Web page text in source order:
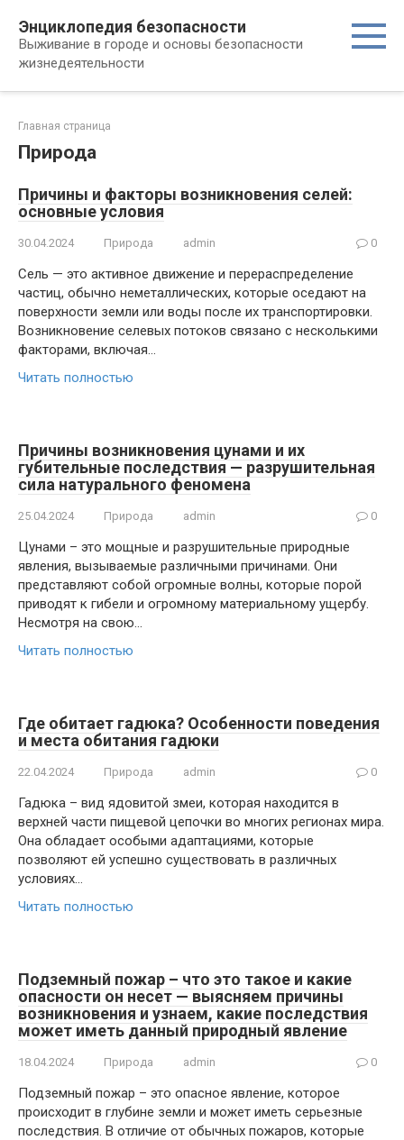
контенту
Энциклопедия безопасности
Выживание в городе и основы безопасности
жизнедеятельности
Главная страница
Природа
Причины и факторы возникновения селей:
основные условия
30.04.2024 Природа admin 0
Сель — это активное движение и перераспределение
частиц, обычно неметаллических, которые оседают на
поверхности земли или воды после их транспортировки.
Возникновение селевых потоков связано с несколькими
факторами, включая…
Читать полностью
Причины возникновения цунами и их
губительные последствия — разрушительная
сила натурального феномена
25.04.2024 Природа admin 0
Цунами – это мощные и разрушительные природные
явления, вызываемые различными причинами. Они
представляют собой огромные волны, которые порой
приводят к гибели и огромному материальному ущербу.
Несмотря на свою…
Читать полностью
Где обитает гадюка? Особенности поведения
и места обитания гадюки
22.04.2024 Природа admin 0
Гадюка – вид ядовитой змеи, которая находится в
верхней части пищевой цепочки во многих регионах мира.
Она обладает особыми адаптациями, которые
позволяют ей успешно существовать в различных
условиях…
Читать полностью
Подземный пожар – что это такое и какие
опасности он несет — выясняем причины
возникновения и узнаем, какие последствия
может иметь данный природный явление
18.04.2024 Природа admin 0
Подземный пожар – это опасное явление, которое
происходит в глубине земли и может иметь серьезные
последствия. В отличие от обычных пожаров, которые